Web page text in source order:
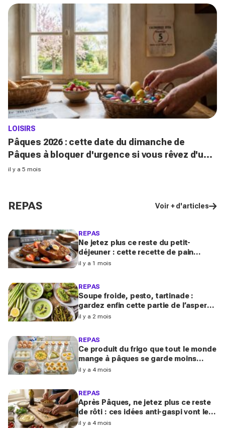
LOISIRS
Pâques 2026 : cette date du dimanche de
Pâques à bloquer d'urgence si vous rêvez d'un
vrai week-end de trois jours
il y a 5 mois
REPAS Voir + d'articles
REPAS
Ne jetez plus ce reste du petit-
déjeuner : cette recette de pain
perdu en fait le dessert anti-gaspi le
il y a 1 mois
REPAS
Soupe froide, pesto, tartinade :
gardez enfin cette partie de l’asperge
qu’on jette tous, ce trésor anti-gaspi
il y a 2 mois
REPAS
Ce produit du frigo que tout le monde
mange à pâques se garde moins
longtemps selon la cuisson avant de
il y a 4 mois
REPAS
Après Pâques, ne jetez plus ce reste
de rôti : ces idées anti-gaspi vont le
transformer en plats bluffants en 20
il y a 4 mois